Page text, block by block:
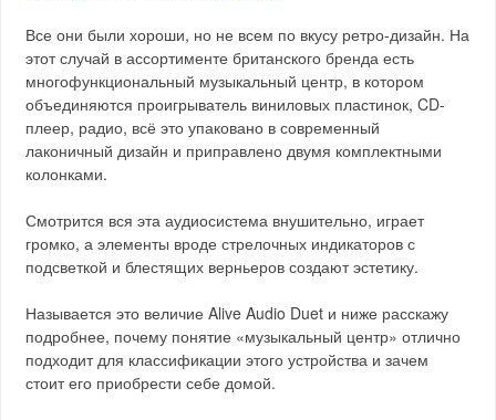
Все они были хороши, но не всем по вкусу ретро-дизайн. На
этот случай в ассортименте британского бренда есть
многофункциональный музыкальный центр, в котором
объединяются проигрыватель виниловых пластинок, CD-
плеер, радио, всё это упаковано в современный
лаконичный дизайн и приправлено двумя комплектными
колонками.
Смотрится вся эта аудиосистема внушительно, играет
громко, а элементы вроде стрелочных индикаторов с
подсветкой и блестящих верньеров создают эстетику.
Называется это величие Alive Audio Duet и ниже расскажу
подробнее, почему понятие «музыкальный центр» отлично
подходит для классификации этого устройства и зачем
стоит его приобрести себе домой.